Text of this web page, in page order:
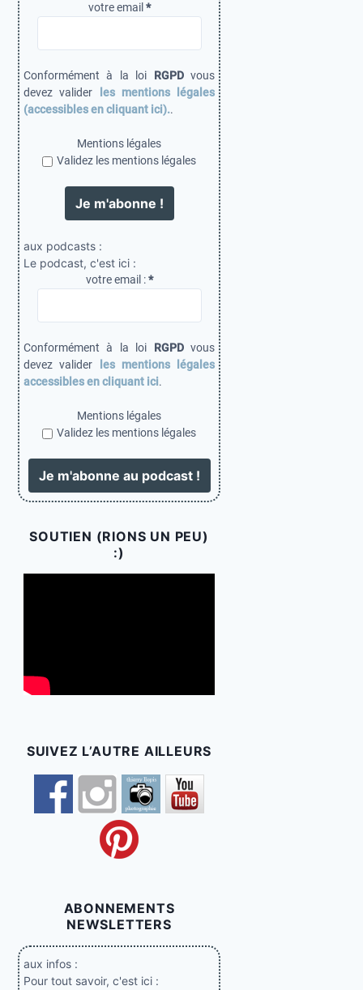
c
a
o
n
s
votre email *
Conformément à la loi RGPDvous
devez valider
les mentions légales
(accessibles en cliquant ici)..
Mentions légales
Validez les mentions légales
aux podcasts :
Le podcast, c'est ici :
votre email :*
Conformément à la loi RGPDvous
devez valider
les mentions légales
accessibles en cliquant ici.
Mentions légales
Validez les mentions légales
SOUTIEN (RIONS UN PEU)
:)
SUIVEZ L’AUTRE AILLEURS
ABONNEMENTS
NEWSLETTERS
aux infos :
Pour tout savoir, c'est ici :